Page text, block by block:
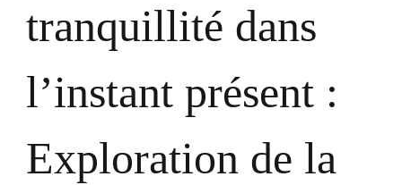
tranquillité dans
l’instant présent :
Exploration de la